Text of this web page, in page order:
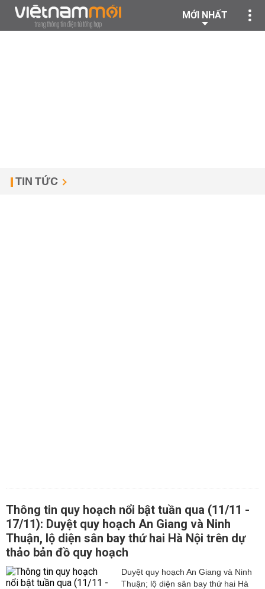
MỚI NHẤT
TIN TỨC
Thông tin quy hoạch nổi bật tuần qua (11/11 -
17/11): Duyệt quy hoạch An Giang và Ninh
Thuận, lộ diện sân bay thứ hai Hà Nội trên dự
thảo bản đồ quy hoạch
Duyệt quy hoạch An Giang và Ninh
Thuận; lộ diện sân bay thứ hai Hà